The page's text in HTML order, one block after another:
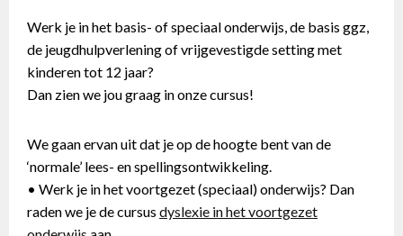
Werk je in het basis- of speciaal onderwijs, de basis ggz,
de jeugdhulpverlening of vrijgevestigde setting met
kinderen tot 12 jaar?
Dan zien we jou graag in onze cursus!
We gaan ervan uit dat je op de hoogte bent van de
‘normale’ lees- en spellingsontwikkeling.
• Werk je in het voortgezet (speciaal) onderwijs? Dan
raden we je de cursus dyslexie in het voortgezet